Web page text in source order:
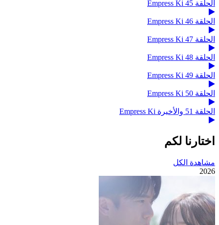
الحلقة 45 Empress Ki
الحلقة 46 Empress Ki
الحلقة 47 Empress Ki
الحلقة 48 Empress Ki
الحلقة 49 Empress Ki
الحلقة 50 Empress Ki
الحلقة 51 والأخيرة Empress Ki
اختارنا لكم
مشاهدة الكل
2026